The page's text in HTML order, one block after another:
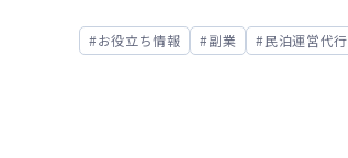
お役立ち情報 副業 民泊運営代行